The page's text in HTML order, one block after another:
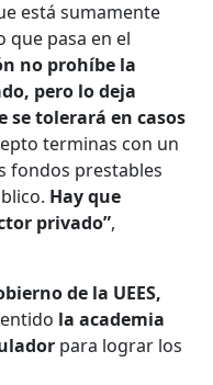
está sumamente
que pasa en el
no prohíbe la
pero lo deja
se tolerará en casos
terminas con un
fondos prestables
Hay que
privado”,
de la UEES,
la academia
para lograr los